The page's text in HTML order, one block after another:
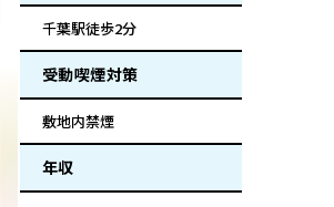
千葉駅徒歩2分
受動喫煙対策
敷地内禁煙
年収